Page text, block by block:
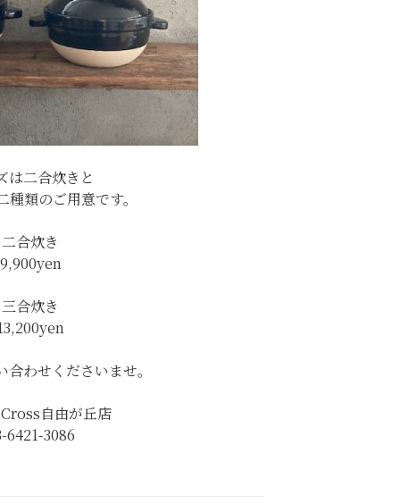
は二合炊きと
種類のご用意です。
二合炊き
9,900yen
三合炊き
わせくださいませ。
自由が丘店
6421-3086